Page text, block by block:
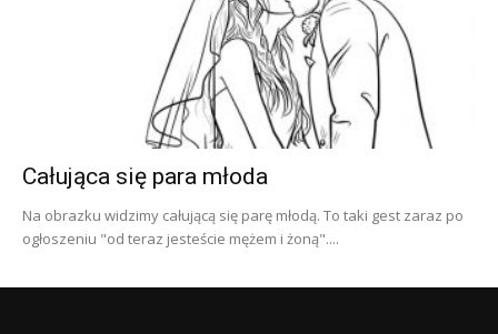
Całująca się para młoda
Na obrazku widzimy całującą się parę młodą. To taki gest zaraz po
ogłoszeniu "od teraz jesteście mężem i żoną"....